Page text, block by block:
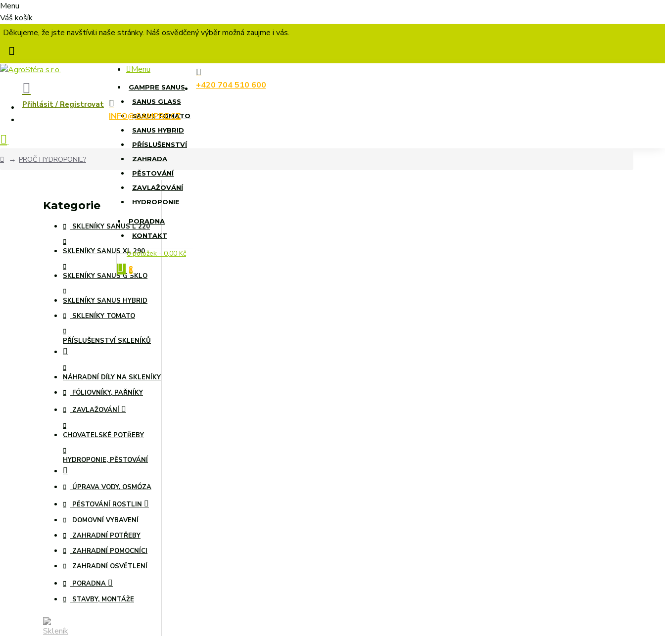
Menu
Váš košík
Děkujeme, že jste navštívili naše stránky. Náš osvědčený výběr možná zaujme i vás.
Přihlásit / Registrovat
Menu
GAMPRE SANUS
SANUS GLASS
SANUS TOMATO
SANUS HYBRID
PŘÍSLUŠENSTVÍ
ZAHRADA
PĚSTOVÁNÍ
ZAVLAŽOVÁNÍ
HYDROPONIE
PORADNA
KONTAKT
0 položek - 0,00 Kč
0
+420 704 510 600
INFO@GAMPRE.CZ
PROČ HYDROPONIE?
Kategorie
SKLENÍKY SANUS L 220
SKLENÍKY SANUS XL 290
SKLENÍKY SANUS G SKLO
SKLENÍKY SANUS HYBRID
SKLENÍKY TOMATO
PŘÍSLUŠENSTVÍ SKLENÍKŮ
NÁHRADNÍ DÍLY NA SKLENÍKY
FÓLIOVNÍKY, PAŘNÍKY
ZAVLAŽOVÁNÍ
CHOVATELSKÉ POTŘEBY
HYDROPONIE, PĚSTOVÁNÍ
ÚPRAVA VODY, OSMÓZA
PĚSTOVÁNÍ ROSTLIN
DOMOVNÍ VYBAVENÍ
ZAHRADNÍ POTŘEBY
ZAHRADNÍ POMOCNÍCI
ZAHRADNÍ OSVĚTLENÍ
PORADNA
STAVBY, MONTÁŽE